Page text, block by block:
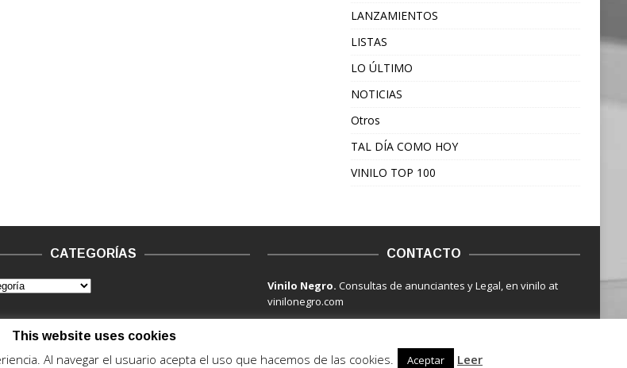
LANZAMIENTOS
LISTAS
LO ÚLTIMO
NOTICIAS
Otros
TAL DÍA COMO HOY
VINILO TOP 100
CATEGORÍAS CONTACTO
Vinilo Negro.Consultas de anunciantes y Legal, en vinilo at
vinilonegro.com
This website uses cookies
Al navegar el usuario acepta el uso que hacemos de las cookies. Aceptar Leer